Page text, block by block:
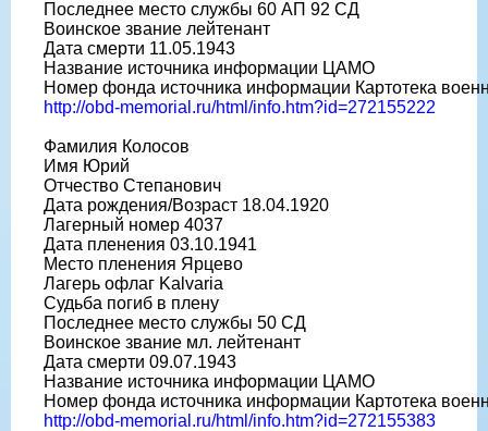
Последнее место службы 60 АП 92 СД
Воинское звание лейтенант
Дата смерти 11.05.1943
Название источника информации ЦАМО
Номер фонда источника информации Картотека
http://obd-memorial.ru/html/info.htm?id=272155222
Фамилия Колосов
Имя Юрий
Отчество Степанович
Дата рождения/Возраст 18.04.1920
Лагерный номер 4037
Дата пленения 03.10.1941
Место пленения Ярцево
Лагерь офлаг Kalvaria
Судьба погиб в плену
Последнее место службы 50 СД
Воинское звание мл. лейтенант
Дата смерти 09.07.1943
Название источника информации ЦАМО
Номер фонда источника информации Картотека
http://obd-memorial.ru/html/info.htm?id=272155383